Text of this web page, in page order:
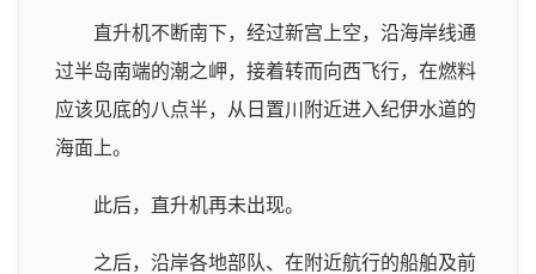
直升机不断南下，经过新宫上空，沿海岸线通
过半岛南端的潮之岬，接着转而向西飞行，在燃料
应该见底的八点半，从日置川附近进入纪伊水道的
海面上。
此后，直升机再未出现。
之后，沿岸各地部队、在附近航行的船舶及前